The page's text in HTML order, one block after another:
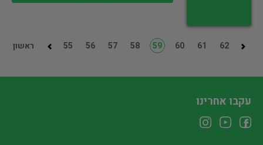
ראשון 55 56 57 58 59 60 61 62
עקבו אחרינו